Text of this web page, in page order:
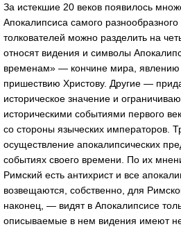
За истекшие 20 веков появилось
Апокалипсиса самого разнообразного
толкователей можно разделить на
относят видения и символы
временам» — кончине мира, явлению
пришествию Христову. Другие —
историческое значение и
историческими событиями первого
со стороны языческих императоров.
осуществление апокалипсических
событиях своего времени. По их
Римский есть антихрист и все
возвещаются, собственно, для
наконец, — видят в Апокалипсисе
описываемые в нем видения имеют не